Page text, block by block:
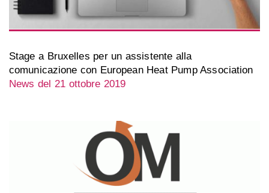
Stage a Bruxelles per un assistente alla
comunicazione con European Heat Pump Association
News del 21 ottobre 2019